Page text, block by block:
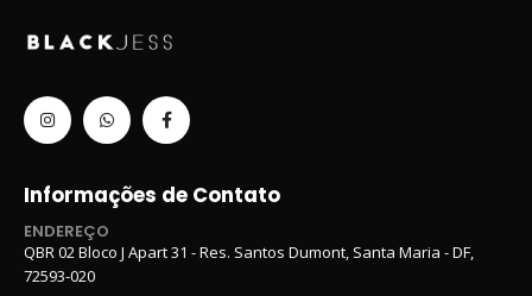
Informações de Contato
ENDEREÇO
QBR 02 Bloco J Apart 31 - Res. Santos Dumont, Santa Maria - DF,
72593-020